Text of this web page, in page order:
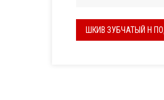
ШКИВ ЗУБЧАТЫЙ H